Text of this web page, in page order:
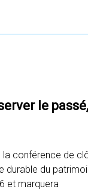
le passé,
la conférence de
durable du
et marquera